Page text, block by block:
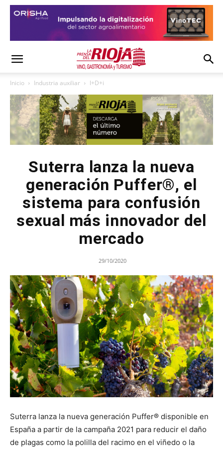
Inicio Industria auxiliar I+D+i
Suterra lanza la nueva
generación Puffer®, el
sistema para confusión
sexual más innovador del
mercado
29/10/2020
Suterra lanza la nueva generación Puffer® disponible en
España a partir de la campaña 2021 para reducir el daño
de plagas como la polilla del racimo en el viñedo o la